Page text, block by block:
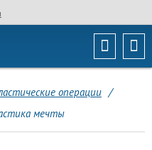
операции /
мечты